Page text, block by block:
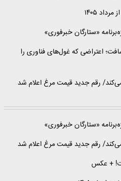
۱۴۰۵
«ستارگان خبرفوری»
اعتراضی که غول‌های فناوری را
رقم جدید قیمت مرغ اعلام شد
«ستارگان خبرفوری»
رقم جدید قیمت مرغ اعلام شد
+ عکس